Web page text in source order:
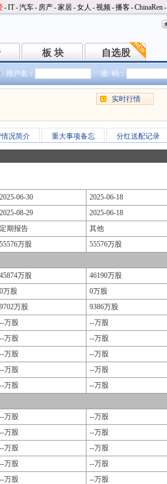
-IT-汽车- 房产-家居-女人 -视频-播客-ChinaRen-
板 块
板 块 自选股
自选股
用户名： 密 码：
实时行情
况简介 重大事项备忘 分红送配记录
2025-06-30 2025-06-18
2025-08-29 2025-06-18
定期报告 其他
55576万股 55576万股
45874万股 46190万股
0万股 0万股
9702万股 9386万股
--万股 --万股
--万股 --万股
--万股 --万股
--万股 --万股
--万股 --万股
--万股 --万股
--万股 --万股
--万股 --万股
--万股 --万股
--万股 --万股